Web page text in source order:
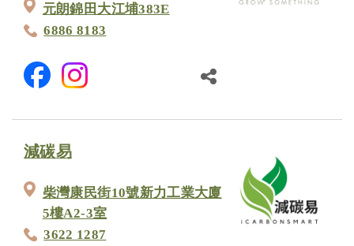
元朗錦田大江埔383E
6886 8183
減碳易
柴灣康民街10號新力工業大廈
5樓A2-3室
3622 1287